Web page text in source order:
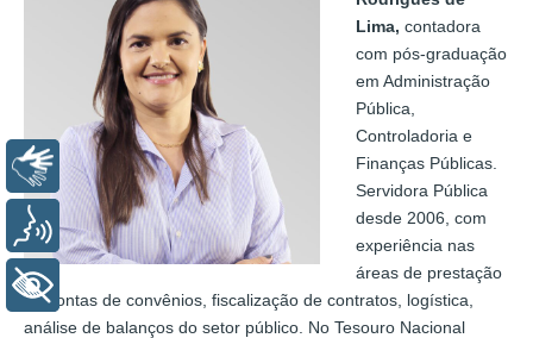
Lima, contadora
com pós-graduação
em Administração
Pública,
Controladoria e
Finanças Públicas.
Servidora Pública
desde 2006, com
experiência nas
áreas de prestação
de contas de convênios, fiscalização de contratos, logística,
análise de balanços do setor público. No Tesouro Nacional
Libras
Voz